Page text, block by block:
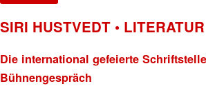
SIRI HUSTVEDT • LITERATUR
Die international gefeierte
Bühnengespräch